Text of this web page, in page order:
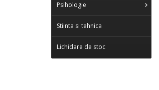
Psihologie
Stiinta si tehnica
Lichidare de stoc